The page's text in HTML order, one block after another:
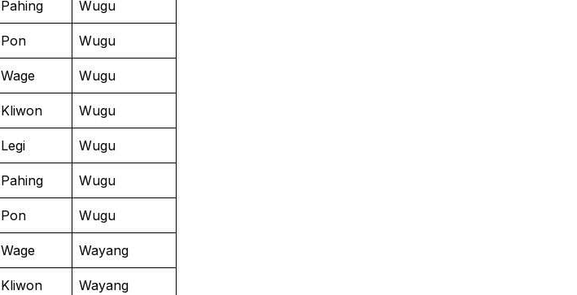
Pahing Wugu
Pon Wugu
Wage Wugu
Kliwon Wugu
Legi Wugu
Pahing Wugu
Pon Wugu
Wage Wayang
Kliwon Wayang